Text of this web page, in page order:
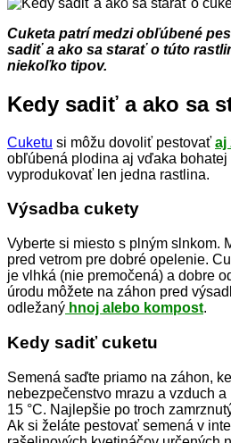
Cuketa patrí medzi obľúbené
sadiť a ako sa starať o túto
niekoľko tipov.
Kedy sadiť a ako sa
Cuketu si môžu dovoliť pestovať aj
obľúbená plodina aj vďaka bohatej
vyprodukovať len jedna rastlina.
Výsadba cukety
Vyberte si miesto s plným slnkom.
pred vetrom pre dobré opelenie.
je vlhká (nie premočená) a dobre
úrodu môžete na záhon pred
odležaný hnoj alebo kompost.
Kedy sadiť cuketu
Semená saďte priamo na záhon,
nebezpečenstvo mrazu a vzduch
15 °C. Najlepšie po troch
Ak si želáte pestovať semená v